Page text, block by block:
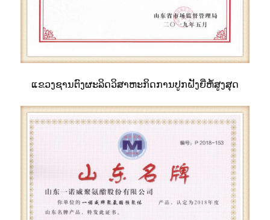
ແຂວງ​ຊານ​ຕົງ​ຜະ​ລິດ​ວິ​ສາ​ຫະ​ກິດ​ການ​ປູກ​ຝັງ​ຍີ່​ຫໍ້​ສູງ​ສຸດ​